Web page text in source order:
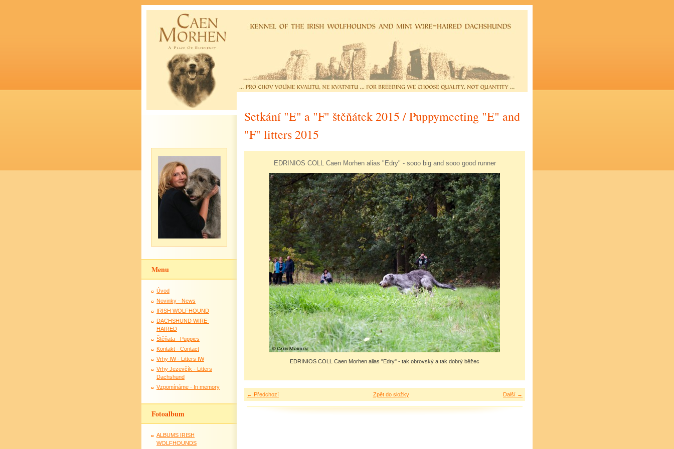
Setkání "E" a "F" štěňátek 2015 / Puppymeeting "E" and
"F" litters 2015
EDRINIOS COLL Caen Morhen alias "Edry" - sooo big and sooo good runner
EDRINIOS COLL Caen Morhen alias "Edry" - tak obrovský a tak dobrý běžec
← Předchozí Další →
Zpět do složky
Menu
Úvod
Novinky - News
IRISH WOLFHOUND
DACHSHUND WIRE-
HAIRED
Štěňata - Puppies
Kontakt - Contact
Vrhy IW - Litters IW
Vrhy Jezevčík - Litters
Dachshund
Vzpomínáme - In memory
Fotoalbum
ALBUMS IRISH
WOLFHOUNDS